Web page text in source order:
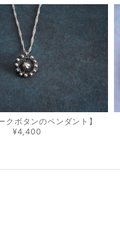
クボタンのペンダント】
¥4,400